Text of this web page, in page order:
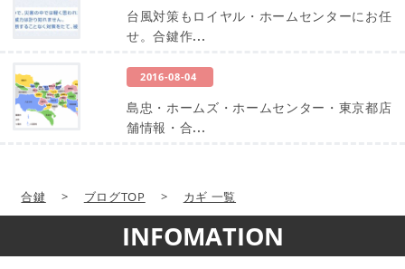
台風対策もロイヤル・ホームセンターにお任
せ。合鍵作...
2016-08-04
島忠・ホームズ・ホームセンター・東京都店
舗情報・合...
合鍵 > ブログTOP > カギ 一覧
INFOMATION